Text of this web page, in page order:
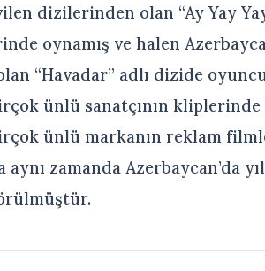
dizilerinden olan “Ay Yay
oynamış ve halen
“Havadar” adlı dizide
ünlü sanatçının
ünlü markanın reklam
zamanda Azerbaycan’da